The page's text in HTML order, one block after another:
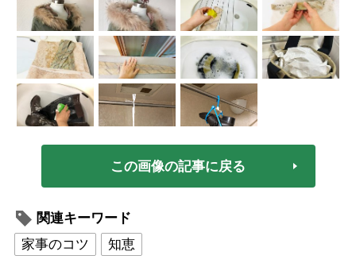
この画像の記事に戻る
関連キーワード
家事のコツ
知恵